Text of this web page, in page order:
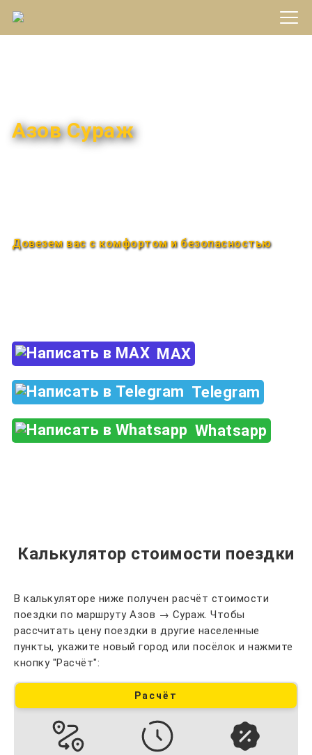
Азов Сураж
Довезем вас с комфортом и безопасностью
MAX
Telegram
Whatsapp
Калькулятор стоимости поездки
В калькуляторе ниже получен расчёт стоимости
поездки по маршруту Азов → Сураж. Чтобы
рассчитать цену поездки в другие населенные
пункты, укажите новый город или посёлок и нажмите
кнопку "Расчёт":
Расчёт